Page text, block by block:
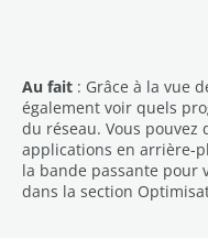
Au fait : Grâce à la vue
également voir quels
du réseau. Vous
applications en arrière-
la bande passante pour
dans la section